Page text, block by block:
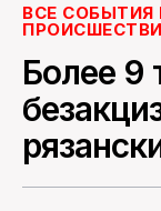
ВСЕ СОБЫТИЯ
Более 9